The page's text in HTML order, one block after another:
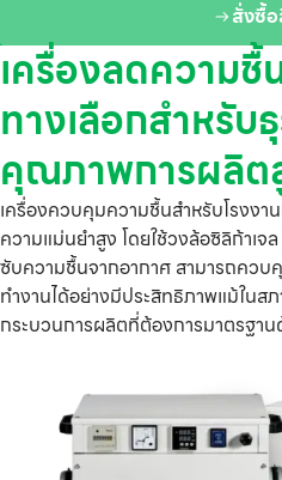
สั่งซื้
เครื่องลดความ
ทางเลือกสำหรับ
คุณภาพการผลิต
เครื่องควบคุมความชื้นสำหรับโรงง
ความแม่นยำสูง โดยใช้วงล้อซิลิก้าเ
ซับความชื้นจากอากาศ สามารถควบ
ทำงานได้อย่างมีประสิทธิภาพแม้ในส
กระบวนการผลิตที่ต้องการมาตรฐ